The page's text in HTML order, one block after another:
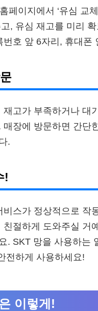
페이지에서 ‘유심 교
, 유심 재고를 미리
호 앞 6자리, 휴대폰
고가 부족하거나 대
매장에 방문하면 간단
.
!
스가 정상적으로 작
절하게 도와주실 거
. SKT 망을 사용하는
전하게 사용하세요!
이렇게!